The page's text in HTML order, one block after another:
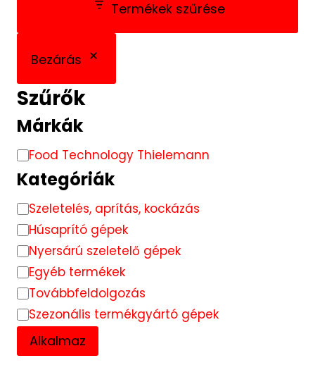
Termékek szűrése
Bezárás
Szűrők
Márkák
Brand
Food Technology Thielemann
Kategóriák
Kategória
Szeletelés, aprítás, kockázás
Húsaprító gépek
Nyersárú szeletelő gépek
Egyéb termékek
Továbbfeldolgozás
Szezonális termékgyártó gépek
Alkalmaz